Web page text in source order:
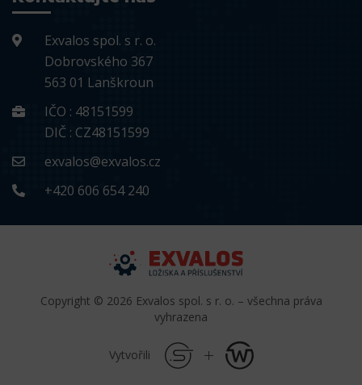
Exvalos spol. s r. o.
Dobrovského 367
563 01 Lanškroun
IČO : 48151599
DIČ : CZ48151599
exvalos@exvalos.cz
+420 606 654 240
Copyright © 2026 Exvalos spol. s r. o. – všechna práva
vyhrazena
Vytvořili